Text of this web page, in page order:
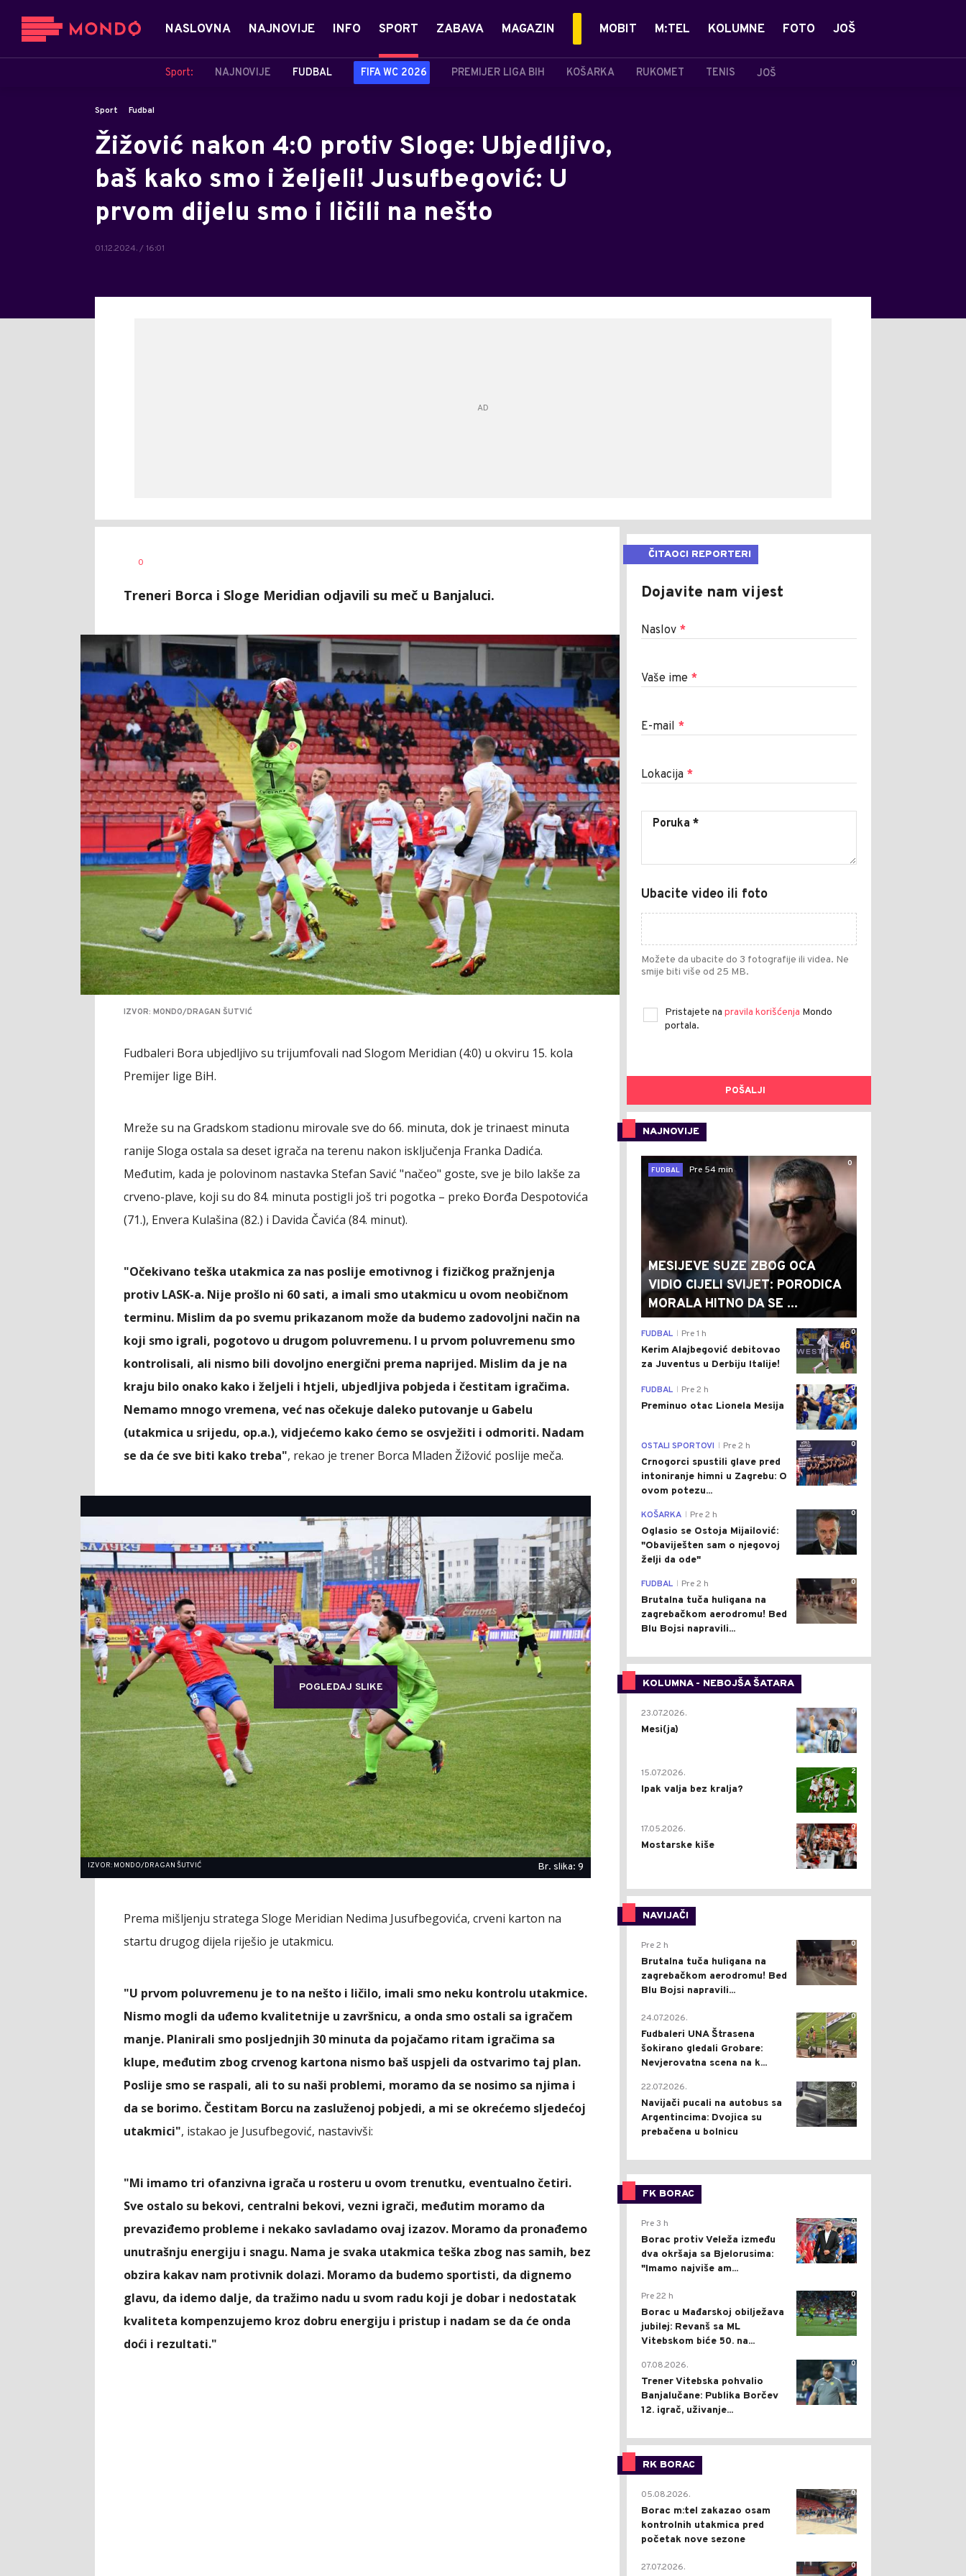
NASLOVNA NAJNOVIJE INFO SPORT
Sport: NAJNOVIJE FUDBAL FIFA WC 2026 PREMIJER LIGA BIH KOŠARKA RUKOMET TENIS JOŠ
ZABAVA MAGAZIN MOBIT M:TEL KOLUMNE FOTO JOŠ
Sport Fudbal
Žižović nakon 4:0 protiv Sloge: Ubjedljivo,
baš kako smo i željeli! Jusufbegović: U
prvom dijelu smo i ličili na nešto
01.12.2024. / 16:01
AUTOR
0
Treneri Borca i Sloge Meridian odjavili su meč u Banjaluci.
IZVOR: MONDO/DRAGAN ŠUTVIĆ
Fudbaleri Bora ubjedljivo su trijumfovali nad Slogom Meridian (4:0) u okviru 15. kola
Premijer lige BiH.
Mreže su na Gradskom stadionu mirovale sve do 66. minuta, dok je trinaest minuta
ranije Sloga ostala sa deset igrača na terenu nakon isključenja Franka Dadića.
Međutim, kada je polovinom nastavka Stefan Savić "načeo" goste, sve je bilo lakše za
crveno-plave, koji su do 84. minuta postigli još tri pogotka – preko Đorđa Despotovića
(71.), Envera Kulašina (82.) i Davida Čavića (84. minut).
"Očekivano teška utakmica za nas poslije emotivnog i fizičkog pražnjenja
protiv LASK-a. Nije prošlo ni 60 sati, a imali smo utakmicu u ovom neobičnom
terminu. Mislim da po svemu prikazanom može da budemo zadovoljni način na
koji smo igrali, pogotovo u drugom poluvremenu. I u prvom poluvremenu smo
kontrolisali, ali nismo bili dovoljno energični prema naprijed. Mislim da je na
kraju bilo onako kako i željeli i htjeli, ubjedljiva pobjeda i čestitam igračima.
Nemamo mnogo vremena, već nas očekuje daleko putovanje u Gabelu
(utakmica u srijedu, op.a.), vidjećemo kako ćemo se osvježiti i odmoriti. Nadam
se da će sve biti kako treba", rekao je trener Borca Mladen Žižović poslije meča.
POGLEDAJ SLIKE
IZVOR: MONDO/DRAGAN ŠUTVIĆ Br. slika: 9
Prema mišljenju stratega Sloge Meridian Nedima Jusufbegovića, crveni karton na
startu drugog dijela riješio je utakmicu.
"U prvom poluvremenu je to na nešto i ličilo, imali smo neku kontrolu utakmice.
Nismo mogli da uđemo kvalitetnije u završnicu, a onda smo ostali sa igračem
manje. Planirali smo posljednjih 30 minuta da pojačamo ritam igračima sa
klupe, međutim zbog crvenog kartona nismo baš uspjeli da ostvarimo taj plan.
Poslije smo se raspali, ali to su naši problemi, moramo da se nosimo sa njima i
da se borimo. Čestitam Borcu na zasluženoj pobjedi, a mi se okrećemo sljedećoj
utakmici", istakao je Jusufbegović, nastavivši:
"Mi imamo tri ofanzivna igrača u rosteru u ovom trenutku, eventualno četiri.
Sve ostalo su bekovi, centralni bekovi, vezni igrači, međutim moramo da
prevaziđemo probleme i nekako savladamo ovaj izazov. Moramo da pronađemo
unutrašnju energiju i snagu. Nama je svaka utakmica teška zbog nas samih, bez
obzira kakav nam protivnik dolazi. Moramo da budemo sportisti, da dignemo
glavu, da idemo dalje, da tražimo nadu u svom radu koji je dobar i nedostatak
kvaliteta kompenzujemo kroz dobru energiju i pristup i nadam se da će onda
doći i rezultati."
ČITAOCI REPORTERI
Dojavite nam vijest
Naslov *
Vaše ime *
E-mail *
Lokacija *
Ubacite video ili foto
Možete da ubacite do 3 fotografije ili videa. Ne
smije biti više od 25 MB.
Pristajete na pravila korišćenja Mondo
portala.
POŠALJI
NAJNOVIJE
0
FUDBAL
Pre 54 min
MESIJEVE SUZE ZBOG OCA
VIDIO CIJELI SVIJET: PORODICA
MORALA HITNO DA SE ...
0
FUDBAL Pre 1 h
Kerim Alajbegović debitovao
za Juventus u Derbiju Italije!
0
FUDBAL Pre 2 h
Preminuo otac Lionela Mesija
0
OSTALI SPORTOVI Pre 2 h
Crnogorci spustili glave pred
intoniranje himni u Zagrebu: O
ovom potezu...
0
KOŠARKA Pre 2 h
Oglasio se Ostoja Mijailović:
"Obaviješten sam o njegovoj
želji da ode"
0
FUDBAL Pre 2 h
Brutalna tuča huligana na
zagrebačkom aerodromu! Bed
Blu Bojsi napravili...
KOLUMNA - NEBOJŠA ŠATARA
0
23.07.2026.
Mesi(ja)
2
15.07.2026.
Ipak valja bez kralja?
0
17.05.2026.
Mostarske kiše
NAVIJAČI
0
Pre 2 h
Brutalna tuča huligana na
zagrebačkom aerodromu! Bed
Blu Bojsi napravili...
0
24.07.2026.
Fudbaleri UNA Štrasena
šokirano gledali Grobare:
Nevjerovatna scena na k...
0
22.07.2026.
Navijači pucali na autobus sa
Argentincima: Dvojica su
prebačena u bolnicu
FK BORAC
0
Pre 3 h
Borac protiv Veleža između
dva okršaja sa Bjelorusima:
"Imamo najviše am...
0
Pre 22 h
Borac u Mađarskoj obilježava
jubilej: Revanš sa ML
Vitebskom biće 50. na...
0
07.08.2026.
Trener Vitebska pohvalio
Banjalučane: Publika Borčev
12. igrač, uživanje...
RK BORAC
0
05.08.2026.
Borac m:tel zakazao osam
kontrolnih utakmica pred
početak nove sezone
0
27.07.2026.